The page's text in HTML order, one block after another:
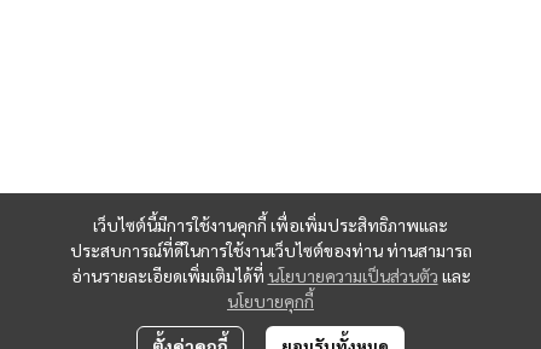
เว็บไซต์นี้มีการใช้งานคุกกี้ เพื่อเพิ่มประสิทธิภาพและ
ประสบการณ์ที่ดีในการใช้งานเว็บไซต์ของท่าน ท่านสามารถ
อ่านรายละเอียดเพิ่มเติมได้ที่ นโยบายความเป็นส่วนตัว และ
นโยบายคุกกี้